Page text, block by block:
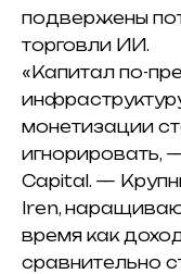
подвержены
торговли ИИ.
«Капитал по-
монетизации
игнорировать,
Capital. —
Iren,
время как
сравнительно